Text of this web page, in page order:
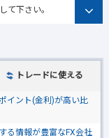
トレードに使える
イント(金利)が高い比
る情報が豊富なFX会社